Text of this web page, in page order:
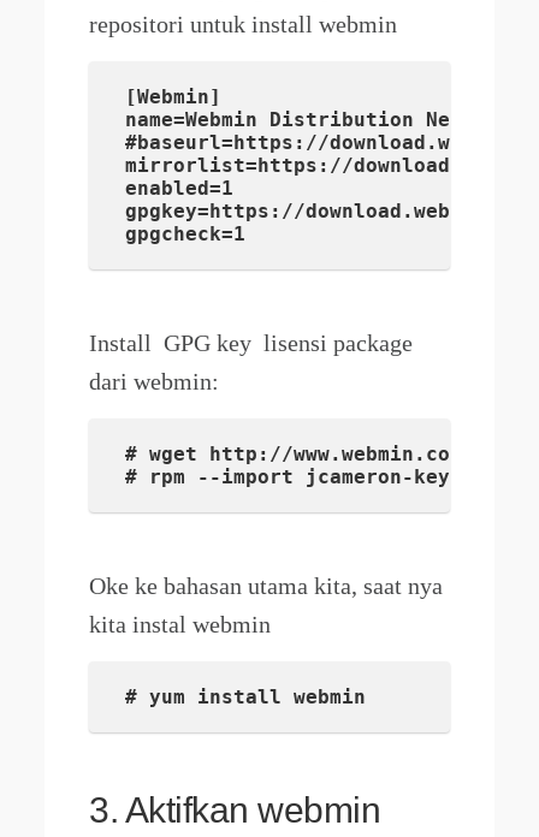
repositori untuk install webmin
[Webmin]
name=Webmin Distribution Neutral
#baseurl=https://
mirrorlist=https://
enabled=1
gpgkey=https://
gpgcheck=1
Install GPG key lisensi package
dari webmin:
# wget http://www.webmin.com/
# rpm --import jcameron-key.asc
Oke ke bahasan utama kita, saat nya
kita instal webmin
# yum install webmin
3. Aktifkan webmin